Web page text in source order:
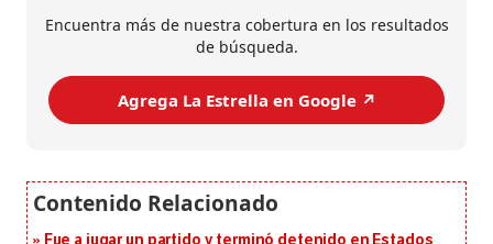
Encuentra más de nuestra cobertura en los resultados
de búsqueda.
Agrega La Estrella en Google ↗️